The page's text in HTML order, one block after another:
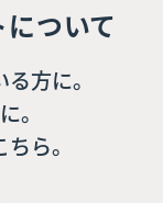
ついて
方に。
。
ら。